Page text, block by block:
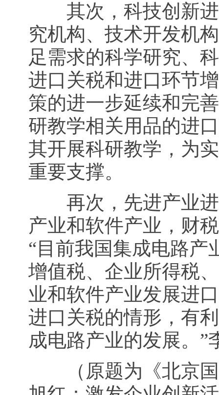
其次，科技创新进
究机构、技术开发机
足需求的科学研究、
进口关税和进口环节
策的进一步延续和完
研教学相关用品的进
其开展科研教学，为
重要支撑。
再次，先进产业进
产业和软件产业，财
“目前我国集成电路产
增值税、企业所得税
业和软件产业发展进
进口关税的情形，有
成电路产业的发展。”
（原题为《北京国